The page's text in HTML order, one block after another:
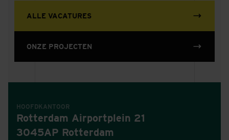
ALLE VACATURES
ONZE PROJECTEN
HOOFDKANTOOR
Rotterdam Airportplein 21
3045AP Rotterdam